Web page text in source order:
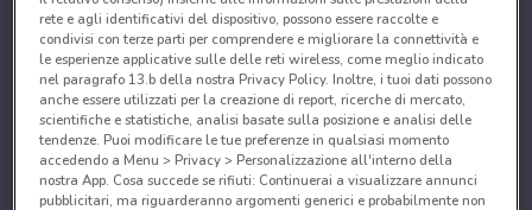
rete e agli identificativi del dispositivo, possono essere raccolte e
condivisi con terze parti per comprendere e migliorare la connettività e
le esperienze applicative sulle delle reti wireless, come meglio indicato
nel paragrafo 13.b della nostra Privacy Policy. Inoltre, i tuoi dati possono
anche essere utilizzati per la creazione di report, ricerche di mercato,
scientifiche e statistiche, analisi basate sulla posizione e analisi delle
tendenze. Puoi modificare le tue preferenze in qualsiasi momento
accedendo a Menu > Privacy > Personalizzazione all'interno della
nostra App. Cosa succede se rifiuti: Continuerai a visualizzare annunci
pubblicitari, ma riguarderanno argomenti generici e probabilmente non